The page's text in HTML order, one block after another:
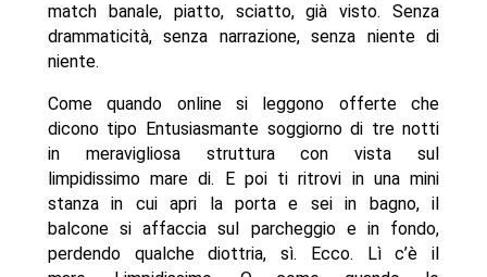
match banale, piatto, sciatto, già visto. Senza
drammaticità, senza narrazione, senza niente di
niente.
Come quando online si leggono offerte che
dicono tipo Entusiasmante soggiorno di tre notti
in meravigliosa struttura con vista sul
limpidissimo mare di. E poi ti ritrovi in una mini
stanza in cui apri la porta e sei in bagno, il
balcone si affaccia sul parcheggio e in fondo,
perdendo qualche diottria, sì. Ecco. Lì c’è il